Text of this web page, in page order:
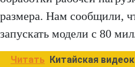
размера. Нам сообщили,
запускать модели с 80
Читать Китайская